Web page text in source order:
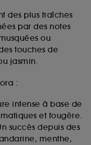
des plus fraîches
par des notes
ou
touches de
jasmin.
:
intense à base de
et fougère.
succès depuis des
menthe,